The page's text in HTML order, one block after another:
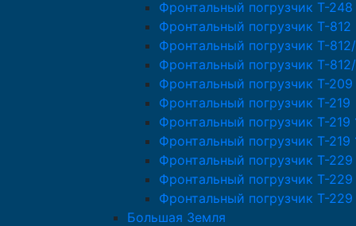
Фронтальный погрузчик T-248
Фронтальный погрузчик T-812
Фронтальный погрузчик T-
Фронтальный погрузчик T-
Фронтальный погрузчик T-209
Фронтальный погрузчик T-219
Фронтальный погрузчик T-219
Фронтальный погрузчик T-
Фронтальный погрузчик T-229
Фронтальный погрузчик T-
Фронтальный погрузчик T-229
Большая Земля